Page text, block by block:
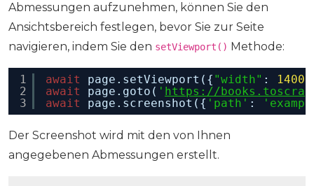
Abmessungen aufzunehmen, können Sie den
Ansichtsbereich festlegen, bevor Sie zur Seite
navigieren, indem Sie den setViewport() Methode:
1
2
3
await page.setViewport({ "width" : 1400
await
page.goto( ' https://
await
page.screenshot({ 'path' :
Der Screenshot wird mit den von Ihnen
angegebenen Abmessungen erstellt.